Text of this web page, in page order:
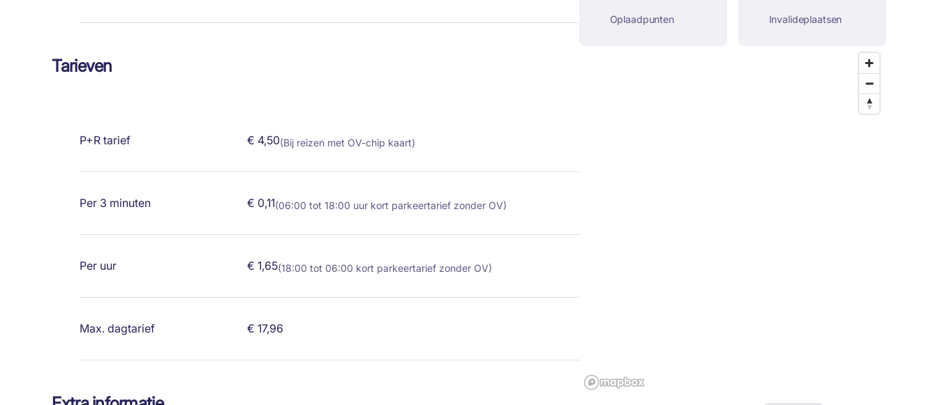
Tarieven
P+R tarief € 4,50(Bij reizen met OV-chip kaart)
Per 3 minuten € 0,11(06:00 tot 18:00 uur kort parkeertarief zonder OV)
Per uur € 1,65(18:00 tot 06:00 kort parkeertarief zonder OV)
Max. dagtarief € 17,96
Oplaadpunten Invalideplaatsen